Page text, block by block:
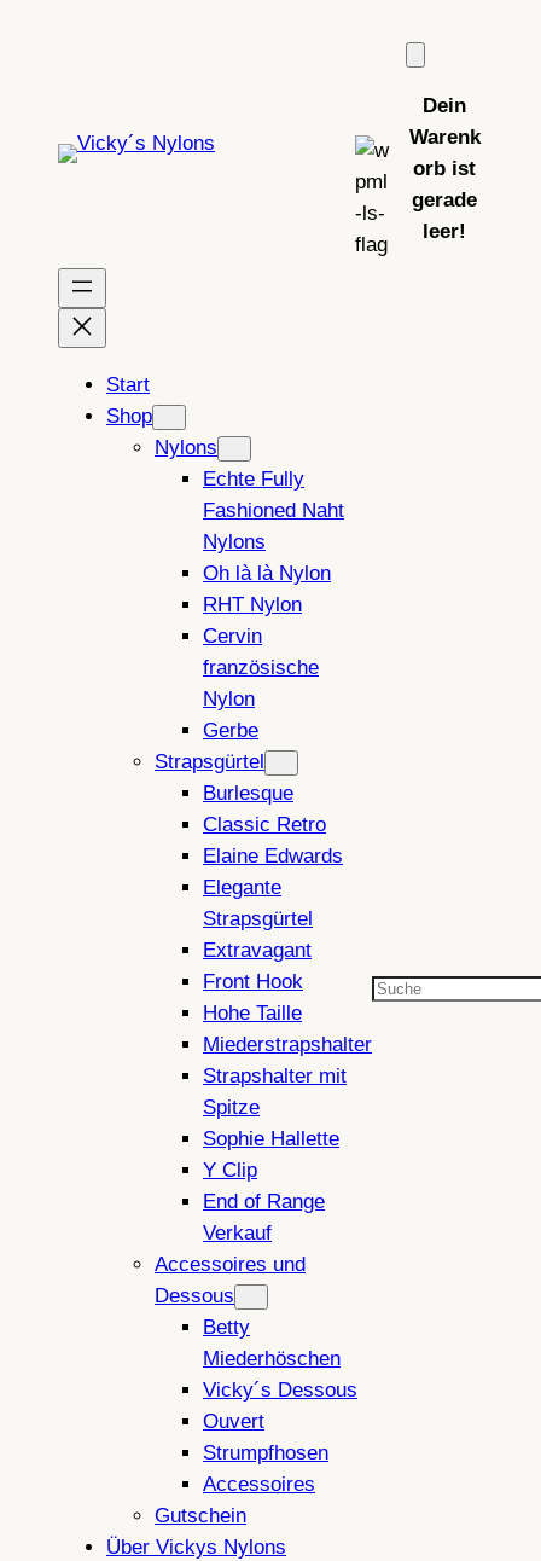
Dein
Warenk
orb ist
gerade
leer!
Start
Shop
Nylons
Echte Fully
Fashioned Naht
Nylons
Oh là là Nylon
RHT Nylon
Cervin
französische
Nylon
Gerbe
Strapsgürtel
Burlesque
Classic Retro
Elaine Edwards
Elegante
Strapsgürtel
Extravagant
Front Hook
Hohe Taille
Miederstrapshalter
Strapshalter mit
Spitze
Sophie Hallette
Y Clip
End of Range
Verkauf
Accessoires und
Dessous
Betty
Miederhöschen
Vicky´s Dessous
Ouvert
Strumpfhosen
Accessoires
Gutschein
Über Vickys Nylons
Suchen